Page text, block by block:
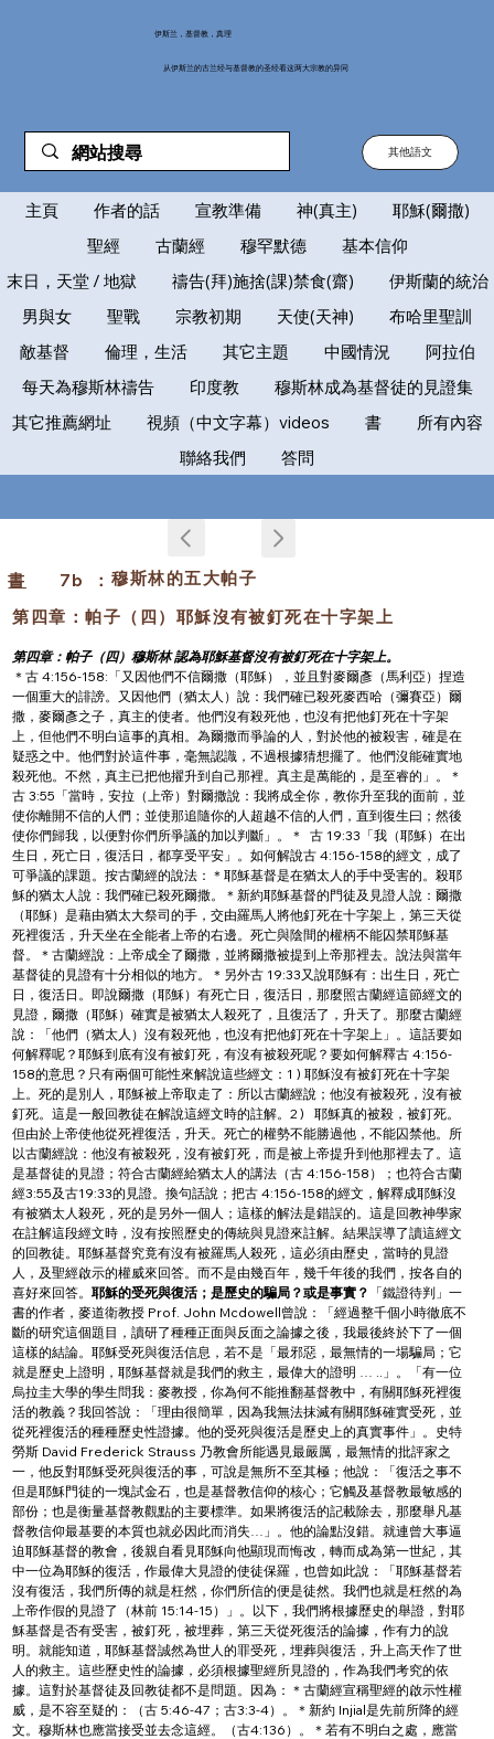
伊斯兰，基督教，真理
从伊斯兰的古兰经与基督教的圣经看这两大宗教的异同
其他語文
主頁 作者的話 宣教準備 神(真主)
耶穌(爾撒)
聖經
古蘭經 穆罕默德
基本信仰
末日，天堂 / 地獄
禱告(拜)施捨(課)禁食(齋)
伊斯蘭的統治
男與女
聖戰 宗教初期 天使(天神)
布哈里聖訓
敵基督
倫理，生活 其它主題 中國情況
阿拉伯
每天為穆斯林禱告
印度教
穆斯林成為基督徒的見證集
其它推薦網址
視頻（中文字幕）videos 書
所有內容
聯絡我們
答問
第四章：帕子（四）耶穌沒有被釘死在十字架上
穆斯林的五大帕子
書
第四章：帕子（四）穆斯林 認為耶穌基督沒有被釘死在十字架上。
＊古 4:156-158:「又因他們不信爾撒（耶穌），並且對麥爾彥（馬利亞）捏造
一個重大的誹謗。又因他們（猶太人）說：我們確已殺死麥西哈（彌賽亞）爾
撒，麥爾彥之子，真主的使者。他們沒有殺死他，也沒有把他釘死在十字架
上，但他們不明白這事的真相。為爾撒而爭論的人，對於他的被殺害，確是在
疑惑之中。他們對於這件事，毫無認識，不過根據猜想擺了。他們沒能確實地
殺死他。不然，真主已把他擢升到自己那裡。真主是萬能的，是至睿的」。＊
古 3:55「當時，安拉（上帝）對爾撒說：我將成全你，教你升至我的面前，並
使你離開不信的人們；並使那追隨你的人超越不信的人們，直到復生曰；然後
使你們歸我，以便對你們所爭議的加以判斷」。＊  古 19:33「我（耶穌）在出
生日，死亡日，復活日，都享受平安」。如何解說古 4:156-158的經文，成了
可爭議的課題。按古蘭經的說法：＊耶穌基督是在猶太人的手中受害的。殺耶
穌的猶太人說：我們確已殺死爾撒。＊新約耶穌基督的門徒及見證人說：爾撒
（耶穌）是藉由猶太大祭司的手，交由羅馬人將他釘死在十字架上，第三天從
死裡復活，升天坐在全能者上帝的右邊。死亡與陰間的權柄不能囚禁耶穌基
督。＊古蘭經說：上帝成全了爾撒，並將爾撒被提到上帝那裡去。說法與當年
基督徒的見證有十分相似的地方。＊另外古 19:33又說耶穌有：出生日，死亡
日，復活日。即說爾撒（耶穌）有死亡日，復活日，那麼照古蘭經這節經文的
見證，爾撒（耶穌）確實是被猶太人殺死了，且復活了，升天了。那麼古蘭經
說：「他們（猶太人）沒有殺死他，也沒有把他釘死在十字架上」。這話要如
何解釋呢？耶穌到底有沒有被釘死，有沒有被殺死呢？要如何解釋古 4:156-
158的意思？只有兩個可能性來解說這些經文：1 ) 耶穌沒有被釘死在十字架
上。死的是別人，耶穌被上帝取走了：所以古蘭經說；他沒有被殺死，沒有被
釘死。這是一般回教徒在解說這經文時的註解。2 )   耶穌真的被殺，被釘死。
但由於上帝使他從死裡復活，升天。死亡的權勢不能勝過他，不能囚禁他。所
以古蘭經說：他沒有被殺死，沒有被釘死，而是被上帝提升到他那裡去了。這
是基督徒的見證；符合古蘭經給猶太人的講法（古 4:156-158）；也符合古蘭
經3:55及古19:33的見證。換句話說；把古 4:156-158的經文，解釋成耶穌沒
有被猶太人殺死，死的是另外一個人；這樣的解法是錯誤的。這是回教神學家
在註解這段經文時，沒有按照歷史的傳統與見證來註解。結果誤導了讀這經文
的回教徒。耶穌基督究竟有沒有被羅馬人殺死，這必須由歷史，當時的見證
人，及聖經啟示的權威來回答。而不是由幾百年，幾千年後的我們，按各自的
喜好來回答。耶穌的受死與復活；是歷史的騙局？或是事實？ 「鐵證待判」一
書的作者，麥道衛教授 Prof. John Mcdowell曾說：「經過整千個小時徹底不
斷的研究這個題目，讀研了種種正面與反面之論據之後，我最後終於下了一個
這樣的結論。耶穌受死與復活信息，若不是「最邪惡，最無情的一場騙局；它
就是歷史上證明，耶穌基督就是我們的救主，最偉大的證明 … ..」。「有一位
烏拉圭大學的學生問我：麥教授，你為何不能推翻基督教中，有關耶穌死裡復
活的教義？我回答說：「理由很簡單，因為我無法抹滅有關耶穌確實受死，並
從死裡復活的種種歷史性證據。他的受死與復活是歷史上的真實事件」。史特
勞斯 David Frederick Strauss 乃教會所能遇見最嚴厲，最無情的批評家之
一，他反對耶穌受死與復活的事，可說是無所不至其極；他說：「復活之事不
但是耶穌門徒的一塊試金石，也是基督教信仰的核心；它觸及基督教最敏感的
部份；也是衡量基督教觀點的主要標準。如果將復活的記載除去，那麼舉凡基
督教信仰最基要的本質也就必因此而消失…」。他的論點沒錯。就連曾大事逼
迫耶穌基督的教會，後親自看見耶穌向他顯現而悔改，轉而成為第一世紀，其
中一位為耶穌的復活，作最偉大見證的使徒保羅，也曾如此說：「耶穌基督若
沒有復活，我們所傳的就是枉然，你們所信的便是徒然。我們也就是枉然的為
上帝作假的見證了（林前 15:14-15）」。以下，我們將根據歷史的舉證，對耶
穌基督是否有受害，被釘死，被埋葬，第三天從死復活的論據，作有力的說
明。就能知道，耶穌基督誠然為世人的罪受死，埋葬與復活，升上高天作了世
人的救主。這些歷史性的論據，必須根據聖經所見證的，作為我們考究的依
據。這對於基督徒及回教徒都不是問題。因為：＊古蘭經宣稱聖經的啟示性權
威，是不容至疑的：（古 5:46-47；古3:3-4）。＊新約 Injial是先前所降的經
文。穆斯林也應當接受並去念這經。（古4:136）。＊若有不明白之處，應當
7b ：